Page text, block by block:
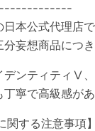
本公式代理店で
妄想商品につ
ンティティⅤ
寧で高級感が
関する注意事項】